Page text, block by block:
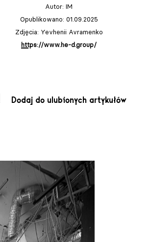
Autor: IM
Opublikowano: 01.09.2025
Zdjęcia: Yevhenii Avramenko
https://www.he-d.group/
Dodaj do ulubionych artykułów